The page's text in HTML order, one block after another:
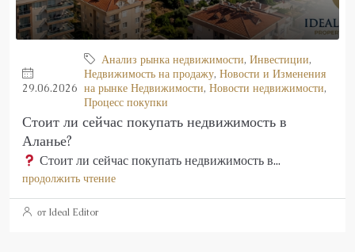
29.06.2026
Анализ рынка недвижимости, Инвестиции,
Недвижимость на продажу, Новости и Изменения
на рынке Недвижимости, Новости недвижимости,
Процесс покупки
Стоит ли сейчас покупать недвижимость в
Аланье?
Стоит ли сейчас покупать недвижимость в...
продолжить чтение
от Ideal Editor